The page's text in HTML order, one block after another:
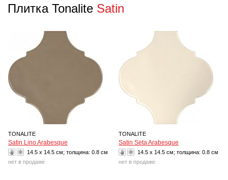
Плитка Tonalite Satin
TONALITE
Satin Lino Arabesque
14.5 x 14.5 см; толщина: 0.8 см
нет в продаже
TONALITE
Satin Seta Arabesque
14.5 x 14.5 см; толщина: 0.8 см
нет в продаже